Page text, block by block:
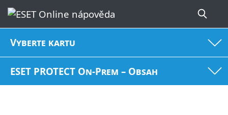
Vyberte kartu
ESET PROTECT On-Prem – Obsah